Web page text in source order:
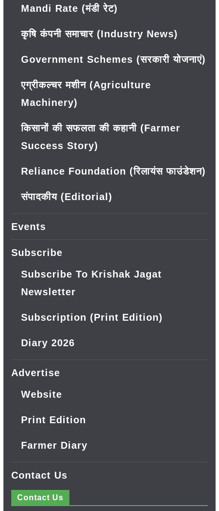
Mandi Rate (मंडी रेट)
कृषि कंपनी समाचार (Industry News)
Government Schemes (सरकारी योजनाएं)
एग्रीकल्चर मशीन (Agriculture
Machinery)
किसानों की सफलता की कहानी (Farmer
Success Story)
Reliance Foundation (रिलायंस फाउंडेशन)
संपादकीय (Editorial)
Events
Subscribe
Subscribe To Krishak Jagat
Newsletter
Subscription (Print Edition)
Diary 2026
Advertise
Website
Print Edition
Farmer Diary
Contact Us
Contact Us